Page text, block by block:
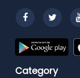
Category